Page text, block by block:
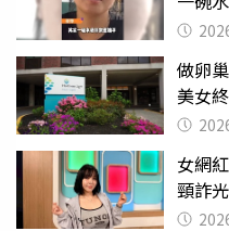
做卵
美女
女網
頸詐
2000